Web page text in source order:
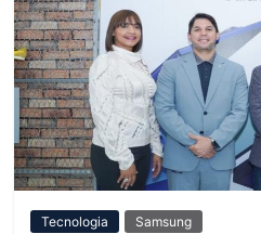
Tecnologia Samsung